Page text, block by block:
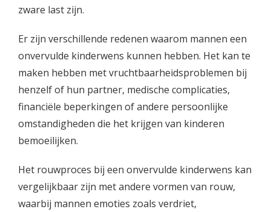
zware last zijn.
Er zijn verschillende redenen waarom mannen een
onvervulde kinderwens kunnen hebben. Het kan te
maken hebben met vruchtbaarheidsproblemen bij
henzelf of hun partner, medische complicaties,
financiële beperkingen of andere persoonlijke
omstandigheden die het krijgen van kinderen
bemoeilijken.
Het rouwproces bij een onvervulde kinderwens kan
vergelijkbaar zijn met andere vormen van rouw,
waarbij mannen emoties zoals verdriet,